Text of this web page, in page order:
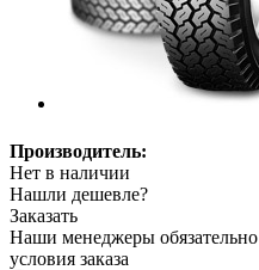
Производитель:
Нет в наличии
Нашли дешевле?
Заказать
Наши менеджеры
условия заказа